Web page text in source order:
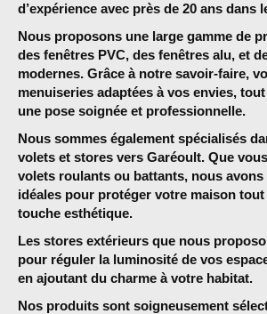
d’expérience avec près de 20 ans dans
Nous proposons une large gamme de
des fenêtres PVC, des fenêtres alu, et
modernes. Grâce à notre savoir-faire,
menuiseries adaptées à vos envies,
une pose soignée et professionnelle.
Nous sommes également spécialisés
volets et stores vers Garéoult. Que
volets roulants ou battants, nous
idéales pour protéger votre maison
touche esthétique.
Les stores extérieurs que nous
pour réguler la luminosité de vos
en ajoutant du charme à votre habitat.
Nos produits sont soigneusement